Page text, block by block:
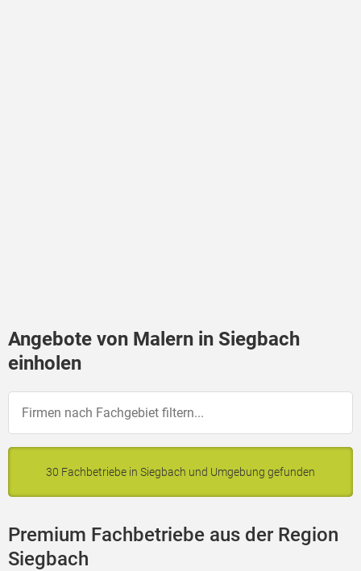
Angebote von Malern in Siegbach
einholen
30 Fachbetriebe in Siegbach und Umgebung gefunden
Premium Fachbetriebe aus der Region
Siegbach